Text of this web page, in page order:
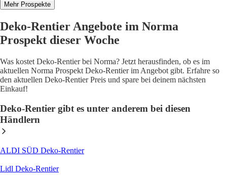
Mehr Prospekte
Deko-Rentier Angebote im Norma
Prospekt dieser Woche
Was kostet Deko-Rentier bei Norma? Jetzt herausfinden, ob es im
aktuellen Norma Prospekt Deko-Rentier im Angebot gibt. Erfahre so
den aktuellen Deko-Rentier Preis und spare bei deinem nächsten
Einkauf!
Deko-Rentier gibt es unter anderem bei diesen
Händlern
ALDI SÜD Deko-Rentier
Lidl Deko-Rentier